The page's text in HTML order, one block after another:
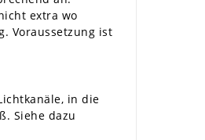
extra wo
Voraussetzung ist
in die
Siehe dazu